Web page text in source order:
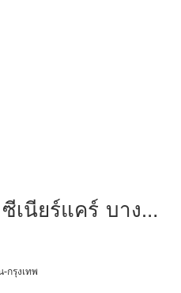
เนียร์แคร์ บาง
กรุงเทพ